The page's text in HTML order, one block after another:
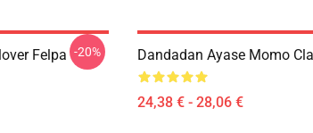
Felpa -20% Dandadan Ayase Momo
24,38 € - 28,06 €